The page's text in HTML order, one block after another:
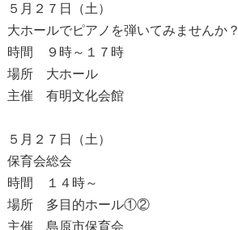
５月２７日（土）
大ホールでピアノを弾いてみませんか？
時間 ９時～１７時
場所 大ホール
主催 有明文化会館
５月２７日（土）
保育会総会
時間 １４時～
場所 多目的ホール①②
主催 島原市保育会